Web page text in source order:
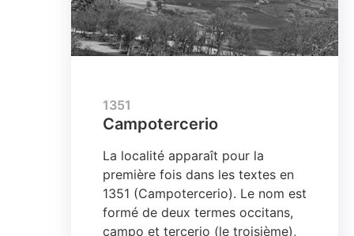
1351
Campotercerio
La localité apparaît pour la
première fois dans les textes en
1351 (Campotercerio). Le nom est
formé de deux termes occitans,
campo et tercerio (le troisième),